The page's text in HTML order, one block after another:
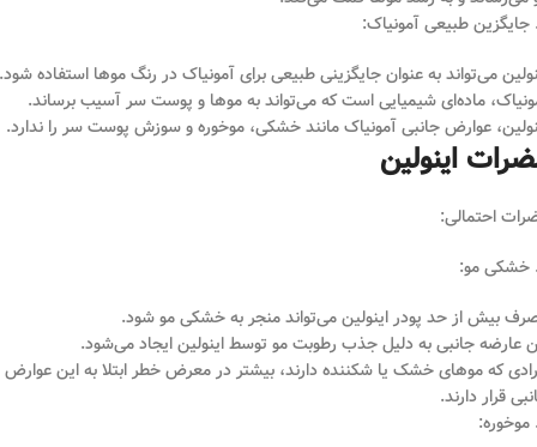
می‌تواند به عنوان جایگزینی طبیعی برای آمونیاک در رنگ موها استفاده شود.
ماده‌ای شیمیایی است که می‌تواند به موها و پوست سر آسیب برساند.
عوارض جانبی آمونیاک مانند خشکی، موخوره و سوزش پوست سر را ندارد.
اینولین
احتمالی:
بیش از حد پودر اینولین می‌تواند منجر به خشکی مو شود.
عارضه جانبی به دلیل جذب رطوبت مو توسط اینولین ایجاد می‌شود.
که موهای خشک یا شکننده دارند، بیشتر در معرض خطر ابتلا به این عوارض
قرار دارند.